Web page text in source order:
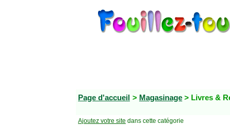
Page d'accueil > Magasinage > Livres &
Ajoutez votre site dans cette catégorie